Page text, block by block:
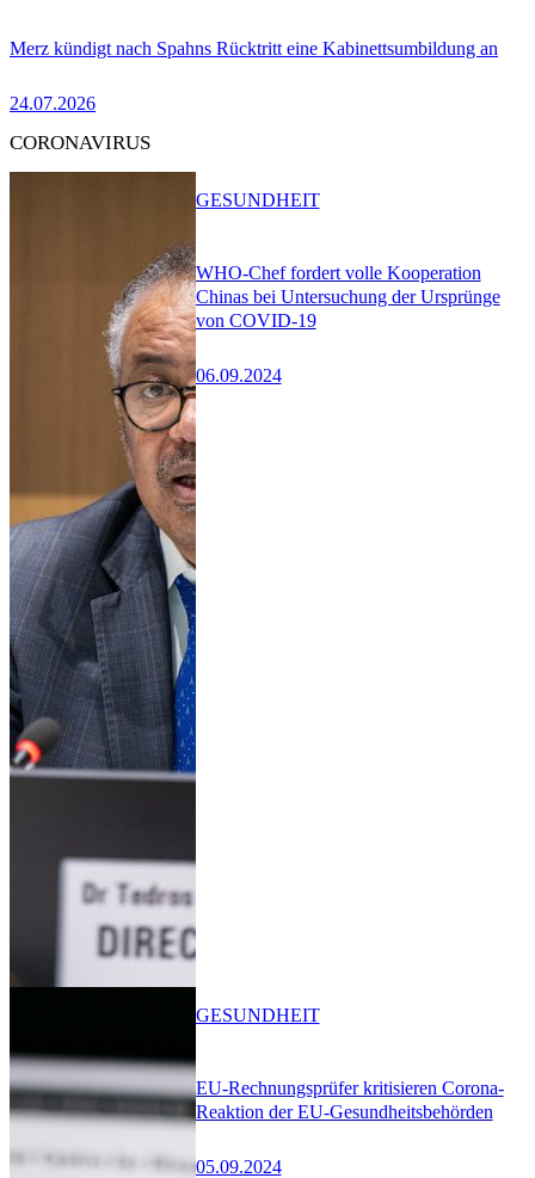
Merz kündigt nach Spahns Rücktritt eine Kabinettsumbildung an
24.07.2026
CORONAVIRUS
WHO-Chef fordert volle Kooperation
Chinas bei Untersuchung der Ursprünge
von COVID-19
06.09.2024
GESUNDHEIT
EU-Rechnungsprüfer kritisieren Corona-
Reaktion der EU-Gesundheitsbehörden
05.09.2024
GESUNDHEIT